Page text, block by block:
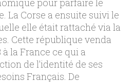
La Corse a ensuite suivi le
elle était rattaché via la
Cette république venda
à la France ce qui a
de l’identité de ses
Français. De